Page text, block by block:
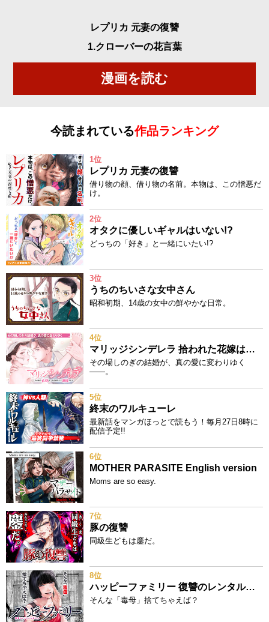
レプリカ 元妻の復讐
1.クローバーの花言葉
漫画を読む
今読まれている作品ランキング
1位
レプリカ 元妻の復讐
借り物の顔、借り物の名前。本物は、この憎悪だ
け。
2位
オタクに優しいギャルはいない!?
どっちの「好き」と一緒にいたい!?
3位
うちのちいさな女中さん
昭和初期、14歳の女中の鮮やかな日常。
4位
マリッジシンデレラ 拾われた花嫁は一途な副社長に溺愛される
その場しのぎの結婚が、真の愛に変わりゆく
——。
5位
終末のワルキューレ
最新話をマンガほっとで読もう！毎月27日8時に
配信予定!!
6位
MOTHER PARASITE English version
Moms are so easy.
7位
豚の復讐
同級生どもは鏖だ。
8位
ハッピーファミリー 復讐のレンタルお母さん
そんな「毒母」捨てちゃえば？